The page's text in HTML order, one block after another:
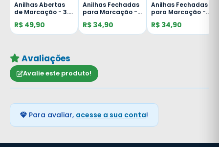
Anilhas Abertas
de Marcação - 3.0
Cor - Belga -
Bicudo - 10 unid. -
R$ 49,90
Anilhas Fechadas
para Marcação -
10 un. - Azul Escuro
R$ 34,90
Anilhas Fechadas
para Marcação -
10 un. - Dourado
R$ 34,90
Avaliações
Avalie este produto!
Para avaliar, acesse a sua conta!